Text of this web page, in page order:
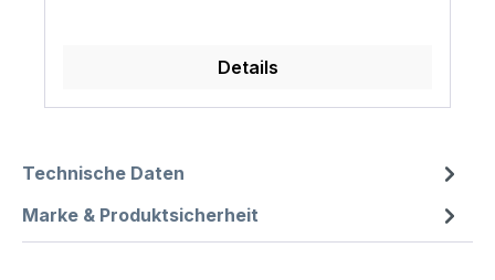
Details
Technische Daten
Marke & Produktsicherheit